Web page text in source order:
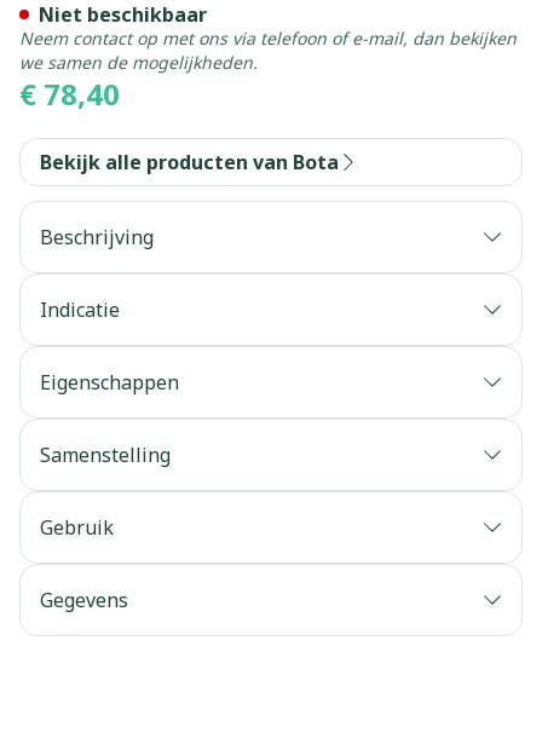
€ 78,40
Niet beschikbaar
Neem contact op met ons via telefoon of e-mail, dan bekijken
we samen de mogelijkheden.
Bekijk alle producten van Bota
Beschrijving
Indicatie
Eigenschappen
Samenstelling
Gebruik
Gegevens